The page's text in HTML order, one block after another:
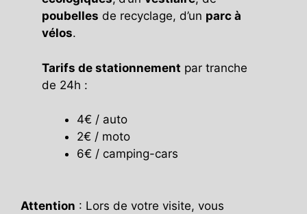
poubelles de recyclage, d’un parc à
vélos.
Tarifs de stationnement par tranche
de 24h :
4€ / auto
2€ / moto
6€ / camping-cars
Attention : Lors de votre visite, vous